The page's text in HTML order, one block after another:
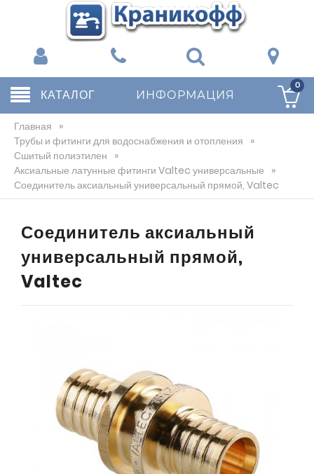
КАТАЛОГ ИНФОРМАЦИЯ
0
Главная »
Трубы и фитинги для водоснабжения и отопления »
Сшитый полиэтилен »
Аксиальные латунные фитинги Valtec универсальные »
Соединитель аксиальный универсальный прямой, Valtec
Соединитель аксиальный
универсальный прямой,
Valtec